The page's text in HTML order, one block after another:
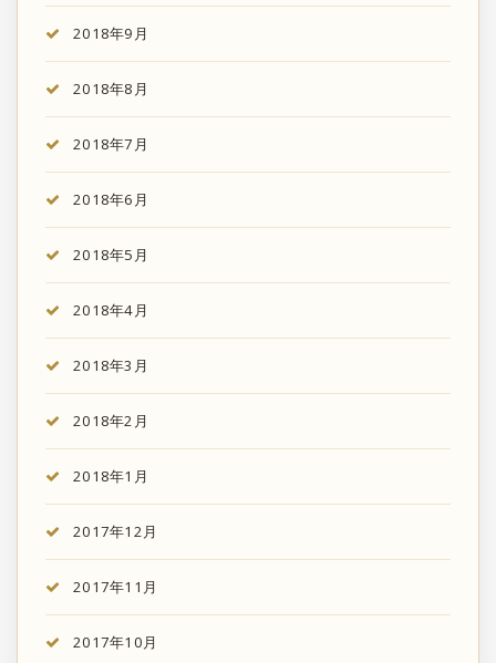
2018年9月
2018年8月
2018年7月
2018年6月
2018年5月
2018年4月
2018年3月
2018年2月
2018年1月
2017年12月
2017年11月
2017年10月